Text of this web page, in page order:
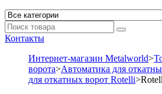
Контакты
Интернет-магазин Metalworld>
ворота>Автоматика для
для откатных ворот Rotelli>